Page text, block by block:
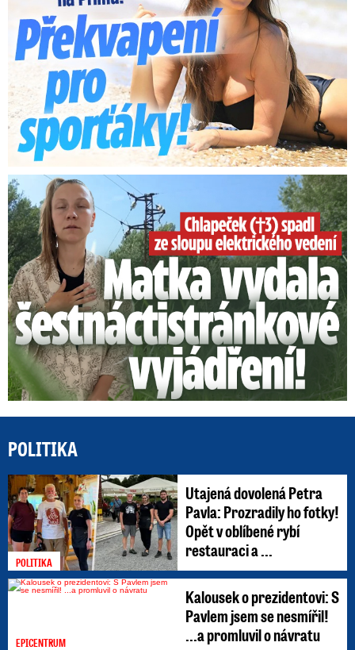
Smrtelný pád chlapce: Matka vydala vyjádření na 16 stran
POLITIKA
POLITIKA
Utajená dovolená Petra
Pavla: Prozradily ho fotky!
Opět v oblíbené rybí
restauraci a ...
EPICENTRUM
Kalousek o prezidentovi: S
Pavlem jsem se nesmířil!
...a promluvil o návratu